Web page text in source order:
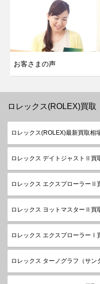
お客さまの声
ロレックス(ROLEX)買取
ロレックス(ROLEX)最新買取相
ロレックス デイトジャストⅡ買
ロレックス エクスプローラーⅡ
ロレックス ヨットマスターⅡ買
ロレックス エクスプローラーⅠ
ロレックス ターノグラフ（サン